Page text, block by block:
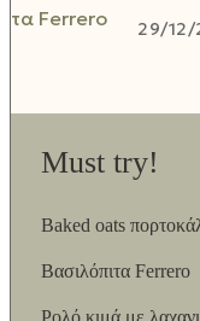
29/12/
Must try!
Baked oats
Βασιλόπιτα Ferrero
Ρολό κιμά με